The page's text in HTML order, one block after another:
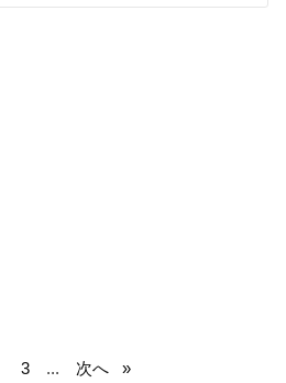
3 ... 次へ